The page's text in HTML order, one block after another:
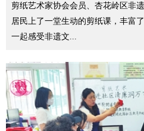
旅游 理财
太原日报 太原晚报
剪纸艺术家协会会员、杏花岭区非
居民上了一堂生动的剪纸课，丰富
一起感受非遗文...